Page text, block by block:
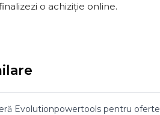
o achiziție online.
Evolutionpowertools pentru oferte